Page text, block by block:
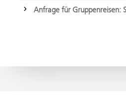
Anfrage für Gruppenreisen: